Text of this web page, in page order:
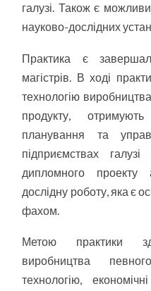
галузі. Також є
науково-дослідних
Практика є
магістрів. В ході
технологію
продукту,
планування та
підприємствах
дипломного проекту
дослідну роботу, яка є
фахом.
Метою практики
виробництва
технологію,